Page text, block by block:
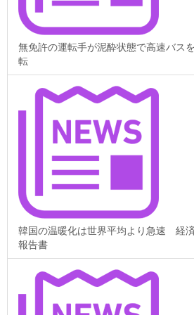
無免許の運転手が泥酔状態で高速バス
転
韓国の温暖化は世界平均より急速 経
報告書